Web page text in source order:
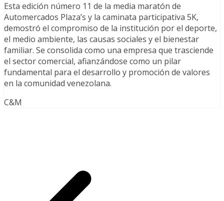
Esta edición número 11 de la media maratón de
Automercados Plaza’s y la caminata participativa 5K,
demostró el compromiso de la institución por el deporte,
el medio ambiente, las causas sociales y el bienestar
familiar. Se consolida como una empresa que trasciende
el sector comercial, afianzándose como un pilar
fundamental para el desarrollo y promoción de valores
en la comunidad venezolana.
C&M